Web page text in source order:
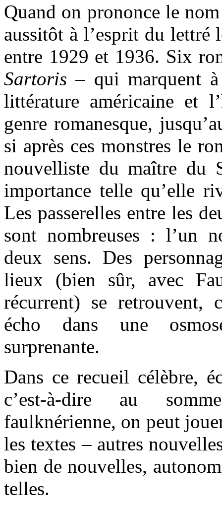
Quand on prononce le
aussitôt à l’esprit du lettré
entre 1929 et 1936. Six
Sartoris – qui marquent
littérature américaine et
genre romanesque,
si après ces monstres le
nouvelliste du maître du
importance telle qu’elle
Les passerelles entre les
sont nombreuses : l’un
deux sens. Des
lieux (bien sûr, avec
récurrent) se retrouvent,
écho dans une
surprenante.
Dans ce recueil célèbre,
c’est-à-dire au
faulknérienne, on peut
les textes – autres
bien de nouvelles,
telles.